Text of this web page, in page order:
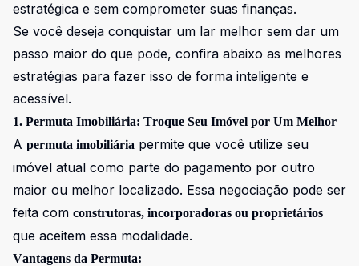
estratégica e sem comprometer suas finanças.
Se você deseja conquistar um lar melhor sem dar um
passo maior do que pode, confira abaixo as melhores
estratégias para fazer isso de forma inteligente e
acessível.
1. Permuta Imobiliária: Troque Seu Imóvel por Um Melhor
A permuta imobiliária permite que você utilize seu
imóvel atual como parte do pagamento por outro
maior ou melhor localizado. Essa negociação pode ser
feita com construtoras, incorporadoras ou proprietários
que aceitem essa modalidade.
Vantagens da Permuta: